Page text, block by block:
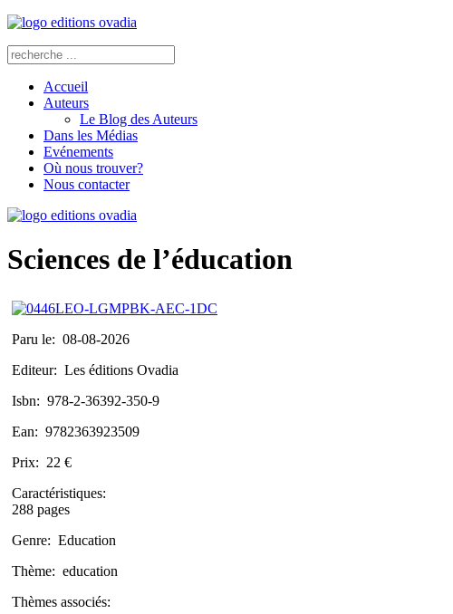
Accueil
Auteurs
Le Blog des Auteurs
Dans les Médias
Evénements
Où nous trouver?
Nous contacter
Sciences de l’éducation
Paru le: 08-08-2026
Editeur: Les éditions Ovadia
Isbn: 978-2-36392-350-9
Ean: 9782363923509
Prix: 22 €
Caractéristiques:
288 pages
Genre: Education
Thème: education
Thèmes associés: